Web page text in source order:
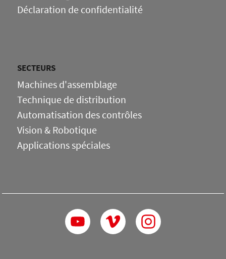
Déclaration de confidentialité
SECTEURS
Machines d'assemblage
Technique de distribution
Automatisation des contrôles
Vision & Robotique
Applications spéciales